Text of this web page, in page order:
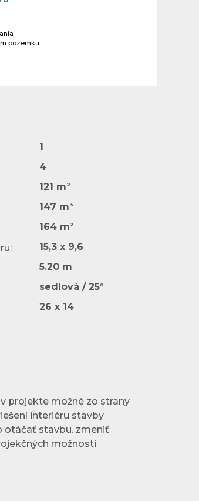
pozemku
1
4
121 m2
147 m3
164 m2
15,3 x 9,6
5.20 m
sedlová / 25°
26 x 14
projekte možné zo strany
interiéru stavby
otáčať stavbu. zmeniť
možnosti